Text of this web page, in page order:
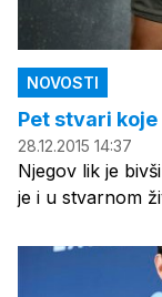
NOVOSTI
Pet stvari
28.12.2015 14:37
Njegov lik je
je i u stvarnom